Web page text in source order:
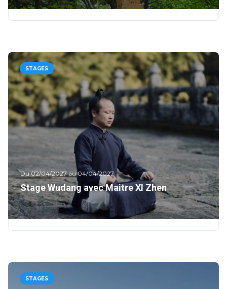
STAGES
Du 02/04/2027 au 04/04/2027
Stage Wudang avec Maitre XI Zhen
STAGES